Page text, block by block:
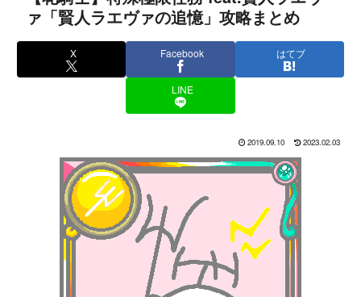
ァ「賢人ラエヴァの追憶」攻略まとめ
X Facebook はてブ
LINE
2019.09.10 2023.02.03